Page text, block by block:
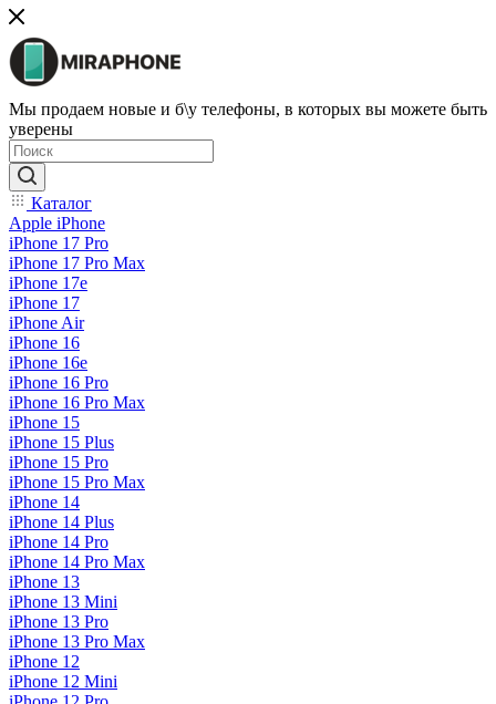
Мы продаем новые и б\у телефоны, в которых вы можете быть
уверены
Каталог
Apple iPhone
iPhone 17 Pro
iPhone 17 Pro Max
iPhone 17e
iPhone 17
iPhone Air
iPhone 16
iPhone 16e
iPhone 16 Pro
iPhone 16 Pro Max
iPhone 15
iPhone 15 Plus
iPhone 15 Pro
iPhone 15 Pro Max
iPhone 14
iPhone 14 Plus
iPhone 14 Pro
iPhone 14 Pro Max
iPhone 13
iPhone 13 Mini
iPhone 13 Pro
iPhone 13 Pro Max
iPhone 12
iPhone 12 Mini